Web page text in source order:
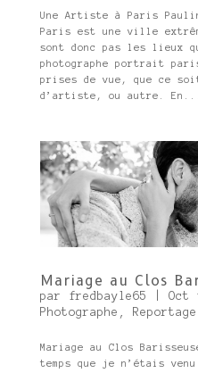
Une Artiste à Paris
Paris est une ville
sont donc pas les lieux
photographe portrait
prises de vue, que ce
d’artiste, ou autre. En...
Mariage au Clos
par fredbayle65 Oct
Photographe ,
Mariage au Clos
temps que je n’étais